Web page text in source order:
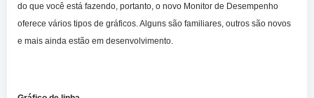
do que você está fazendo, portanto, o novo Monitor de Desempenho
oferece vários tipos de gráficos. Alguns são familiares, outros são novos
e mais ainda estão em desenvolvimento.